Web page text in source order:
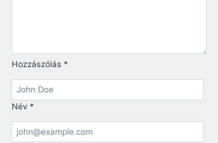
Hozzászólás *
Név *